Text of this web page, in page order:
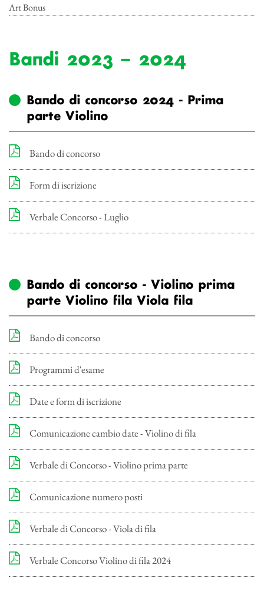
Art Bonus
Bandi 2023 – 2024
Bando di concorso 2024 - Prima
parte Violino
Bando di concorso
Form di iscrizione
Verbale Concorso - Luglio
Bando di concorso - Violino prima
parte Violino fila Viola fila
Bando di concorso
Programmi d'esame
Date e form di iscrizione
Comunicazione cambio date - Violino di fila
Verbale di Concorso - Violino prima parte
Comunicazione numero posti
Verbale di Concorso - Viola di fila
Verbale Concorso Violino di fila 2024